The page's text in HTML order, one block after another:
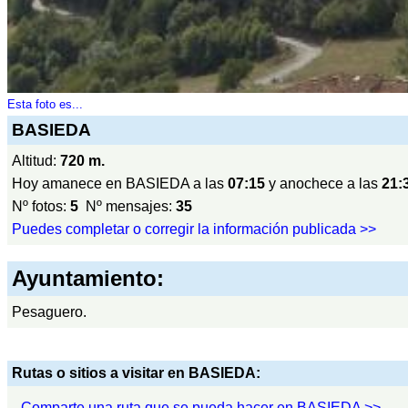
Esta foto es...
BASIEDA
Altitud: 720 m.
Hoy amanece en BASIEDA a las 07:15 y anochece a las
Nº fotos: 5 Nº mensajes: 35
Puedes completar o corregir la información publicada >>
Ayuntamiento:
Pesaguero.
Rutas o sitios a visitar en BASIEDA: